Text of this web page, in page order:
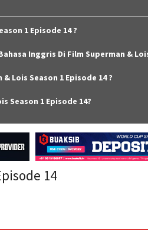
1 Episode 14 ?
Inggris Di Film Superman &
Lois Season 1 Episode 14 ?
Season 1 Episode 14?
14